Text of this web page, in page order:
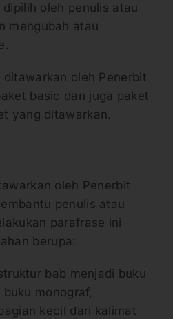
dipilih oleh penulis atau
mengubah atau
oleh Penerbit
basic dan juga paket
yang ditawarkan.
oleh Penerbit
penulis atau
parafrase ini
berupa:
bab menjadi buku
monograf,
kecil dari kalimat